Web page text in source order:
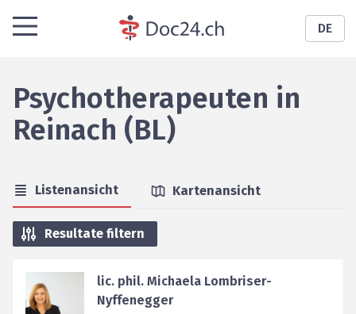
DE
Psychotherapeuten in
Reinach (BL)
Listenansicht Kartenansicht
Resultate filtern
lic. phil. Michaela Lombriser-
Nyffenegger